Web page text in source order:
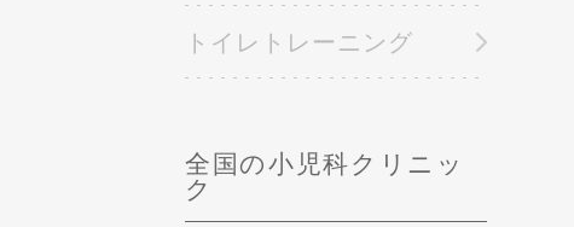
トイレトレーニング
全国の小児科クリニッ
ク